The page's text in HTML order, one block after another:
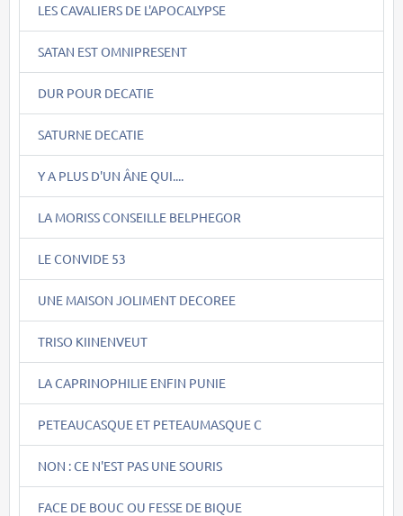
LES CAVALIERS DE L'APOCALYPSE
SATAN EST OMNIPRESENT
DUR POUR DECATIE
SATURNE DECATIE
Y A PLUS D'UN ÂNE QUI....
LA MORISS CONSEILLE BELPHEGOR
LE CONVIDE 53
UNE MAISON JOLIMENT DECOREE
TRISO KIINENVEUT
LA CAPRINOPHILIE ENFIN PUNIE
PETEAUCASQUE ET PETEAUMASQUE C
NON : CE N'EST PAS UNE SOURIS
FACE DE BOUC OU FESSE DE BIQUE